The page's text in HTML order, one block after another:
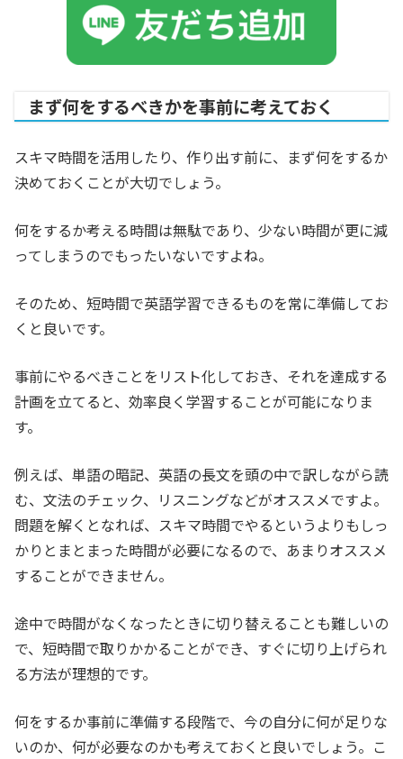
まず何をするべきかを事前に考えておく
スキマ時間を活用したり、作り出す前に、まず何をするか
決めておくことが大切でしょう。
何をするか考える時間は無駄であり、少ない時間が更に減
ってしまうのでもったいないですよね。
そのため、短時間で英語学習できるものを常に準備してお
くと良いです。
事前にやるべきことをリスト化しておき、それを達成する
計画を立てると、効率良く学習することが可能になりま
す。
例えば、単語の暗記、英語の長文を頭の中で訳しながら読
む、文法のチェック、リスニングなどがオススメですよ。
問題を解くとなれば、スキマ時間でやるというよりもしっ
かりとまとまった時間が必要になるので、あまりオススメ
することができません。
途中で時間がなくなったときに切り替えることも難しいの
で、短時間で取りかかることができ、すぐに切り上げられ
る方法が理想的です。
何をするか事前に準備する段階で、今の自分に何が足りな
いのか、何が必要なのかも考えておくと良いでしょう。こ